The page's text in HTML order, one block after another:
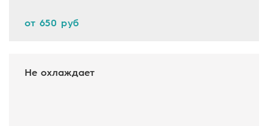
от 650 руб
Не охлаждает